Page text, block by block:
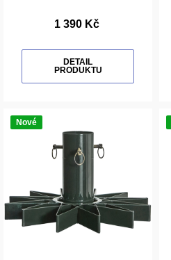
1 390 Kč
DETAIL
PRODUKTU
Nové